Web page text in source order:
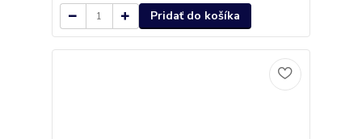
Pridať do košíka